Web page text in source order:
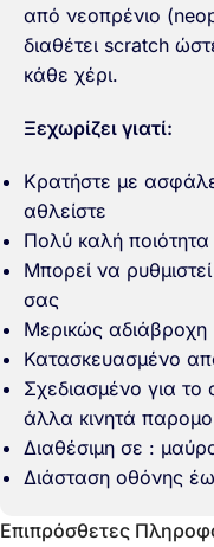
από νεοπρένιο
διαθέτει scratch
κάθε χέρι.
Ξεχωρίζει γιατί:
Κρατήστε με
αθλείστε
Πολύ καλή
Μπορεί να
σας
Μερικώς αδιάβροχη
Κατασκευασμένο
Σχεδιασμένο για το
άλλα κινητά
Διαθέσιμη σε :
Διάσταση οθόνης
Επιπρόσθετες